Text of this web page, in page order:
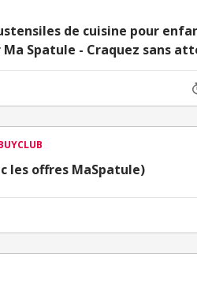
de cuisine pour
Ma Spatule - Craquez sans
les offres MaSpatule)
+ 1€ supplémentaire crédité après
chez eBuyClub.